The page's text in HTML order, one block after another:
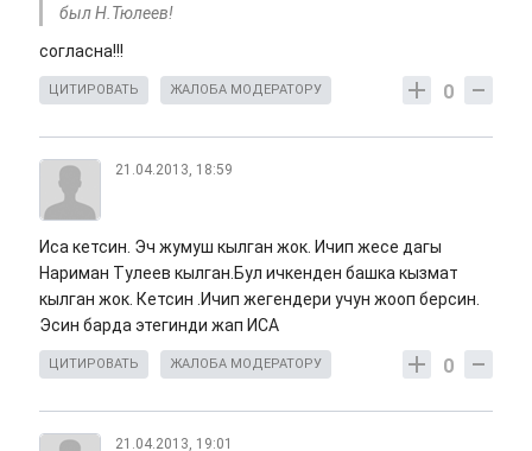
был Н.Тюлеев!
согласна!!!
0
ЦИТИРОВАТЬ ЖАЛОБА МОДЕРАТОРУ
21.04.2013, 18:59
Иса кетсин. Эч жумуш кылган жок. Ичип жесе дагы
Нариман Тулеев кылган.Бул ичкенден башка кызмат
кылган жок. Кетсин .Ичип жегендери учун жооп берсин.
Эсин барда этегинди жап ИСА
0
ЦИТИРОВАТЬ ЖАЛОБА МОДЕРАТОРУ
21.04.2013, 19:01